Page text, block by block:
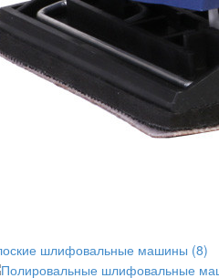
шлифовальные машины (8)